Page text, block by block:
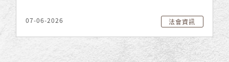
07-06-2026 法會資訊